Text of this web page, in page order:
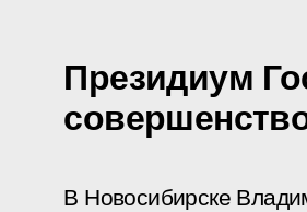
Президиум
В Новосибирске